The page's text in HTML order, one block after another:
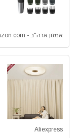
אמזון ארה"ב - Amazon com
Aliexpress